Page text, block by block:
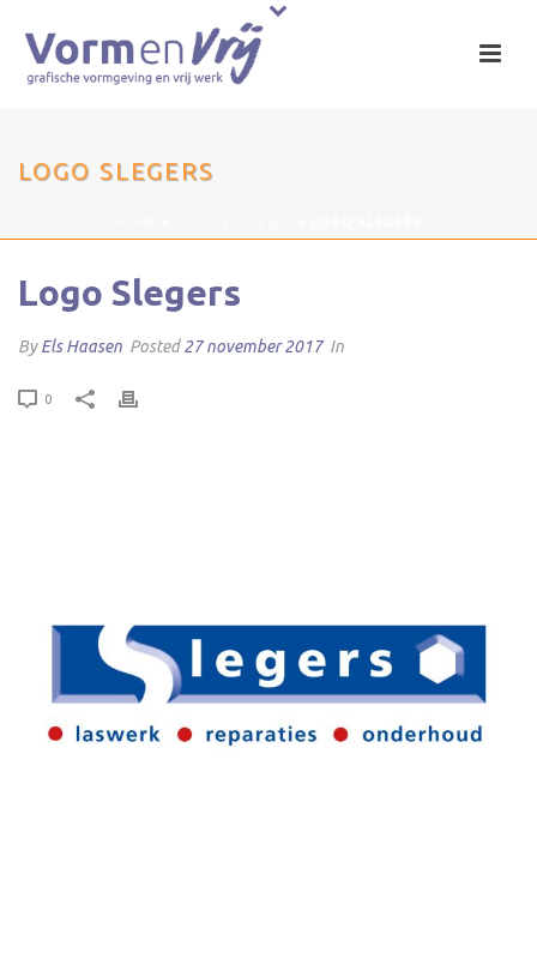
LOGO SLEGERS
Logo Slegers
ByEls Haasen Posted27 november 2017 In
0